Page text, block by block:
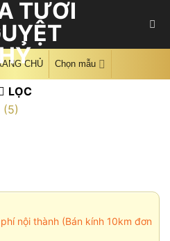
CHỦ Chọn mẫu
LỌC
₫.
nội thành (Bán kính 10km đơn